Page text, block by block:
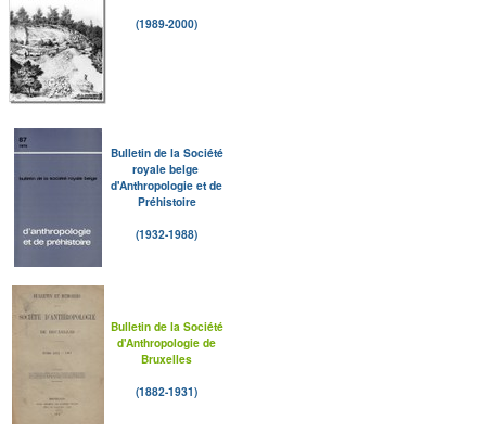
(1989-2000)
Bulletin de la Société
royale belge
d'Anthropologie et de
Préhistoire
(1932-1988)
Bulletin de la Société
d'Anthropologie de
Bruxelles
(1882-1931)